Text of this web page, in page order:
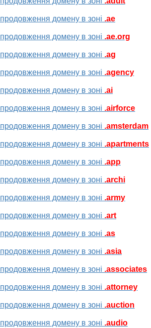
продовження домену в зоні .ae
продовження домену в зоні .ae.org
продовження домену в зоні .ag
продовження домену в зоні .agency
продовження домену в зоні .ai
продовження домену в зоні .airforce
продовження домену в зоні .amsterdam
продовження домену в зоні .apartments
продовження домену в зоні .app
продовження домену в зоні .archi
продовження домену в зоні .army
продовження домену в зоні .art
продовження домену в зоні .as
продовження домену в зоні .asia
продовження домену в зоні .associates
продовження домену в зоні .attorney
продовження домену в зоні .auction
продовження домену в зоні .audio